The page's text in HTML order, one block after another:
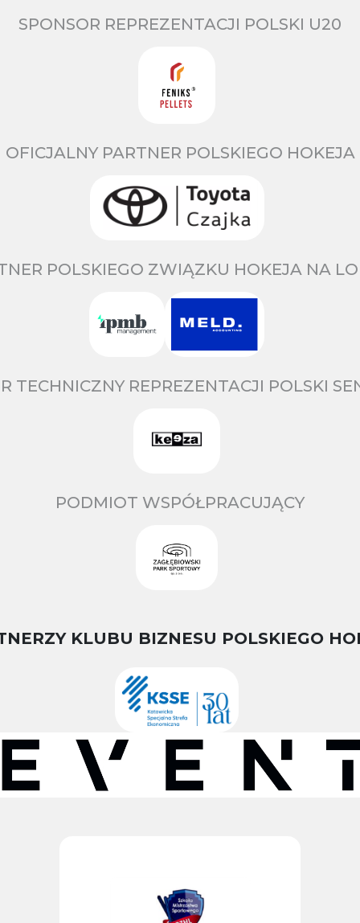
SPONSOR REPREZENTACJI POLSKI U20
OFICJALNY PARTNER POLSKIEGO HOKEJA
POLSKIEGO ZWIĄZKU HOKEJA NA
TECHNICZNY REPREZENTACJI POLSKI
PODMIOT WSPÓŁPRACUJĄCY
KLUBU BIZNESU POLSKIEGO